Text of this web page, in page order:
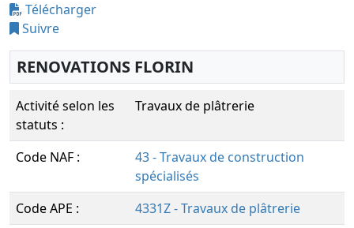
Télécharger
Suivre
RENOVATIONS FLORIN
Activité selon les
statuts :
Travaux de plâtrerie
Code NAF :
43 - Travaux de construction
spécialisés
Code APE :
4331Z - Travaux de plâtrerie